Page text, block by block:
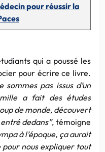
pour réussir la
qui a poussé les
pour écrire ce livre.
pas issus d’un
a fait des études
de monde, découvert
dedans”, témoigne
à l’époque, ça aurait
pour nous expliquer tout